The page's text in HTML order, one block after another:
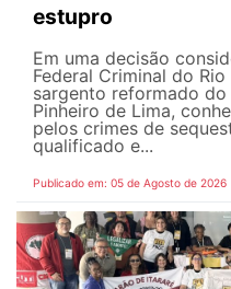
estupro
Em uma decisão
Federal Criminal do
sargento reformado
Pinheiro de Lima,
pelos crimes de
qualificado e...
Publicado em: 05 de Agosto de 2026